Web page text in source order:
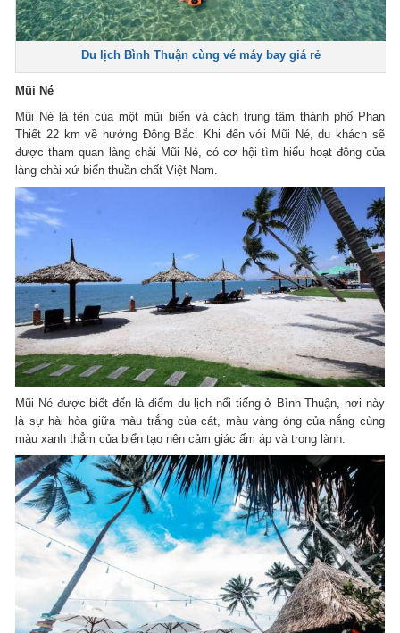
Du lịch Bình Thuận cùng vé máy bay giá rẻ
Mũi Né
Mũi Né là tên của một mũi biển và cách trung tâm thành phố Phan
Thiết 22 km về hướng Đông Bắc. Khi đến với Mũi Né, du khách sẽ
được tham quan làng chài Mũi Né, có cơ hội tìm hiểu hoạt động của
làng chài xứ biển thuần chất Việt Nam.
Mũi Né được biết đến là điểm du lịch nổi tiếng ở Bình Thuận, nơi này
là sự hài hòa giữa màu trắng của cát, màu vàng óng của nắng cùng
màu xanh thẳm của biển tạo nên cảm giác ấm áp và trong lành.